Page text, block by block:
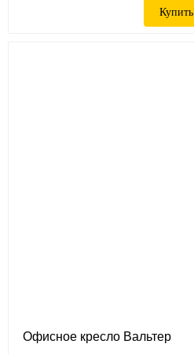
Купить
Офисное кресло Вальтер